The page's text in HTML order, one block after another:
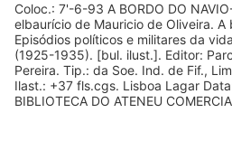
Coloc.: 7'-6-93 A BORDO DO
elbaurício de Mauricio de Oliveira.
Episódios políticos e militares da
(1925-1935). [bul. ilust.]. Editor:
Pereira. Tip.: da Soe. Ind. de Fif.,
Ilast.: +37 fls.cgs. Lisboa Lagar
BIBLIOTECA DO ATENEU